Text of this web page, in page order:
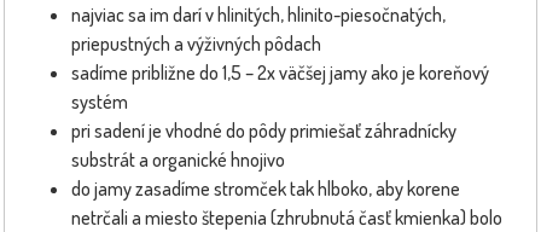
najviac sa im darí v hlinitých, hlinito-piesočnatých,
priepustných a výživných pôdach
sadíme približne do 1,5 – 2x väčšej jamy ako je koreňový
systém
pri sadení je vhodné do pôdy primiešať záhradnícky
substrát a organické hnojivo
do jamy zasadíme stromček tak hlboko, aby korene
netrčali a miesto štepenia (zhrubnutá časť kmienka) bolo